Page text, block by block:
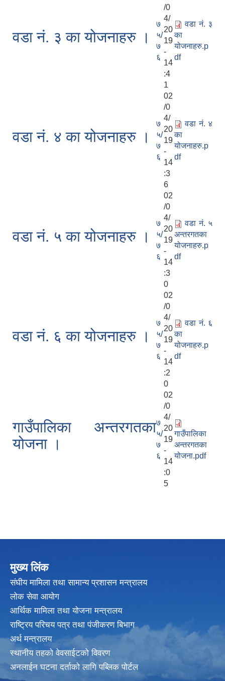
वडा नं. ३ का योजनाहरु ।
७
५/
७
६
/0
4/
20
19
-
14
:4
1
वडा नं. ३
का
योजनाहरु.p
df
वडा नं. ४ का योजनाहरु ।
७
५/
७
६
02
/0
4/
20
19
-
14
:3
6
वडा नं. ४
का
योजनाहरु.p
df
वडा नं. ५ का योजनाहरु ।
७
५/
७
६
02
/0
4/
20
19
-
14
:3
0
वडा नं. ५
अन्तरगतका
योजनाहरु.p
df
वडा नं. ६ का योजनाहरु ।
७
५/
७
६
02
/0
4/
20
19
-
14
:2
0
वडा नं. ६
का
योजनाहरु.p
df
गाउँपालिका अन्तरगतका
योजना ।
७
५/
७
६
02
/0
4/
20
19
-
14
:0
5
गाउँपालिका
अन्तरगतका
योजना.pdf
मुख्य लिंक
संघीय मामिला तथा सामान्य प्रशासन मन्त्रालय
लोक सेवा आयोग
आर्थिक मामिला तथा योजना मन्त्रालय
राष्ट्रिय परिचय पत्र तथा पंजीकरण बिभाग
अर्थ मन्त्रालय
स्थानीय तहको वेवसाईटको विवरण
अनलाईन घटना दर्ताको लागि पब्लिक पोर्टल